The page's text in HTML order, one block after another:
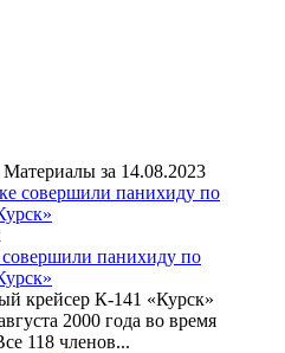
Материалы за 14.08.2023
панихиду по
крейсер К-141 «Курск»
2000 года во время
118 членов...